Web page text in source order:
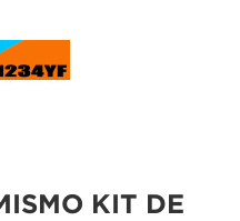
KIT DE